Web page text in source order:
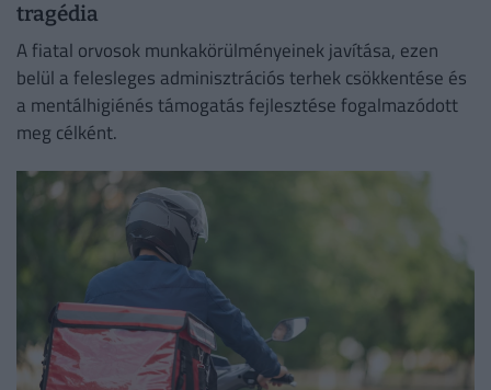
tragédia
A fiatal orvosok munkakörülményeinek javítása, ezen
belül a felesleges adminisztrációs terhek csökkentése és
a mentálhigiénés támogatás fejlesztése fogalmazódott
meg célként.